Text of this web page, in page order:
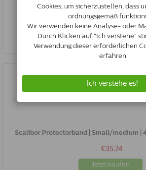
Frontline Spot On Hund S | 2-10
€39.00
Jetzt kaufen
Scalibor Protectorband | Small/medium |
€35.74
Jetzt kaufen